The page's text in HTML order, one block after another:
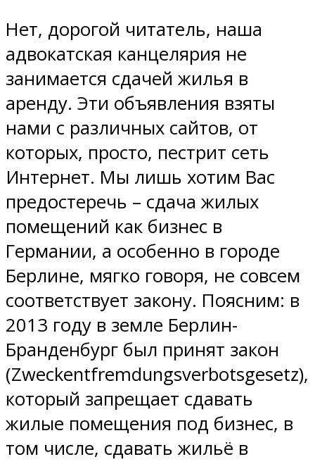
Нет, дорогой читатель, наша
адвокатская канцелярия не
занимается сдачей жилья в
аренду. Эти объявления взяты
нами с различных сайтов, от
которых, просто, пестрит сеть
Интернет. Мы лишь хотим Вас
предостеречь – сдача жилых
помещений как бизнес в
Германии, а особенно в городе
Берлине, мягко говоря, не совсем
соответствует закону. Поясним: в
2013 году в земле Берлин-
Бранденбург был принят закон
(Zweckentfremdungsverbotsgesetz),
который запрещает сдавать
жилые помещения под бизнес, в
том числе, сдавать жильё в